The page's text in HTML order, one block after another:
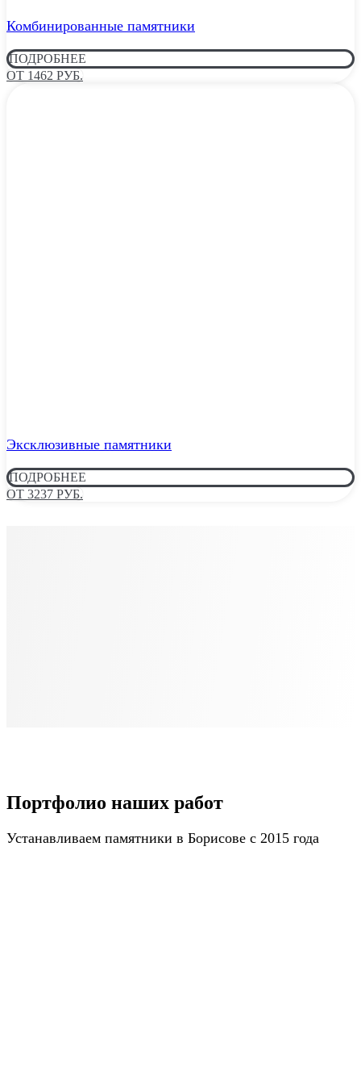
Комбинированные памятники
ПОДРОБНЕЕ
ОТ 1462 РУБ.
Эксклюзивные памятники
ПОДРОБНЕЕ
ОТ 3237 РУБ.
Портфолио наших работ
Устанавливаем памятники в Борисове с 2015 года